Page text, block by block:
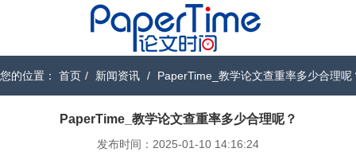
您的位置： 首页 / 新闻资讯 / PaperTime_教学论文查重率多少合理呢
PaperTime_教学论文查重率多少合理呢？
发布时间：2025-01-10 14:16:24